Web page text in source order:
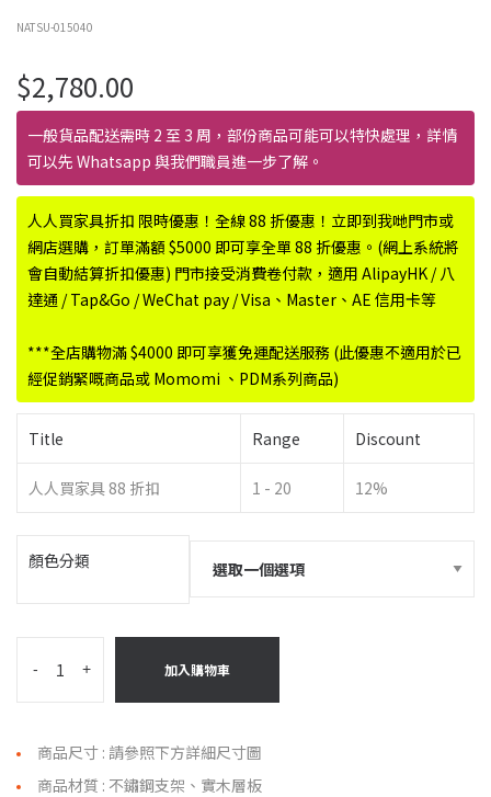
NATSU-015040
$2,780.00
一般貨品配送需時 2 至 3 周，部份商品可能可以特快處理，詳情
可以先 Whatsapp 與我們職員進一步了解。
人人買家具折扣 限時優惠！全線 88 折優惠！立即到我哋門市或
網店選購，訂單滿額 $5000 即可享全單 88 折優惠。(網上系統將
會自動結算折扣優惠) 門市接受消費卷付款，適用 AlipayHK / 八
達通 / Tap&Go / WeChat pay / Visa、Master、AE 信用卡等
***全店購物滿 $4000 即可享獲免運配送服務 (此優惠不適用於已
經促銷緊嘅商品或 Momomi 、PDM系列商品)
Title Range Discount
人人買家具 88 折扣 1 - 20 12%
顏色分類
- + 加入購物車
商品尺寸 : 請參照下方詳細尺寸圖
商品材質 : 不鏽鋼支架、實木層板